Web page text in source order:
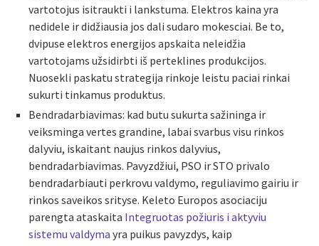
vartotojus isitraukti i lankstuma. Elektros kaina yra
nedidele ir didžiausia jos dali sudaro mokesciai. Be to,
dvipuse elektros energijos apskaita neleidžia
vartotojams užsidirbti iš perteklines produkcijos.
Nuosekli paskatu strategija rinkoje leistu paciai rinkai
sukurti tinkamus produktus.
Bendradarbiavimas: kad butu sukurta sažininga ir
veiksminga vertes grandine, labai svarbus visu rinkos
dalyviu, iskaitant naujus rinkos dalyvius,
bendradarbiavimas. Pavyzdžiui, PSO ir STO privalo
bendradarbiauti perkrovu valdymo, reguliavimo gairiu ir
rinkos saveikos srityse. Keleto Europos asociaciju
parengta ataskaita Integruotas požiuris i aktyviu
sistemu valdyma yra puikus pavyzdys, kaip